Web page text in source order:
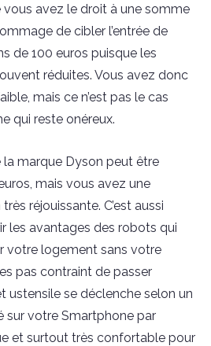
avez le droit à une somme
de cibler l’entrée de
de 100 euros puisque les
réduites. Vous avez donc
mais ce n’est pas le cas
qui reste onéreux.
la marque Dyson peut être
mais vous avez une
réjouissante. C’est aussi
les avantages des robots qui
votre logement sans votre
pas contraint de passer
ustensile se déclenche selon un
sur votre Smartphone par
et surtout très confortable pour